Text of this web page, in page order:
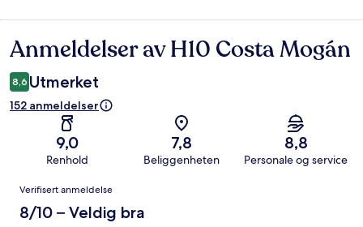
Anmeldelser
Anmeldelser av H10 Costa Mogán
8,6 Utmerket
152 anmeldelser
9,0
Renhold
7,8
Beliggenheten
8,8
Personale og service
Anmeldelser
Verifisert anmeldelse
8/10 – Veldig bra